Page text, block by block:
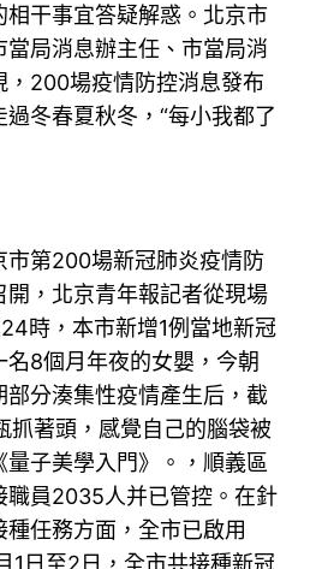
相干事宜答疑解惑。北京市
局消息辦主任、市當局消
，200場疫情防控消息發布
冬春夏秋冬，“每小我都了
第200場新冠肺炎疫情防
，北京青年報記者從現場
時，本市新增1例當地新冠
8個月年夜的女嬰，今朝
部分湊集性疫情產生后，截
抓著頭，感覺自己的腦袋被
子美學入門》。，順義區
職員2035人并已管控。在針
任務方面，全市已啟用
1日至2日，全市共接種新冠